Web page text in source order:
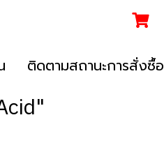
ติดตามสถานะการสั่งซื้อ